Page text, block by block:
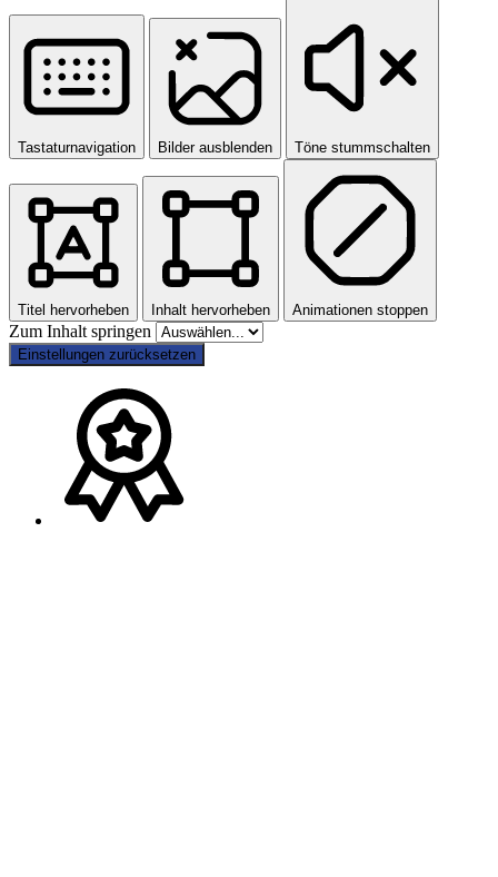
Tastaturnavigation Bilder ausblenden Töne stummschalten
Titel hervorheben Inhalt hervorheben Animationen stoppen
Zum Inhalt springen
Einstellungen zurücksetzen